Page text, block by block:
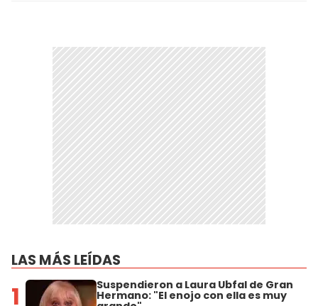
LAS MÁS LEÍDAS
1 Suspendieron a Laura Ubfal de Gran
Hermano: "El enojo con ella es muy